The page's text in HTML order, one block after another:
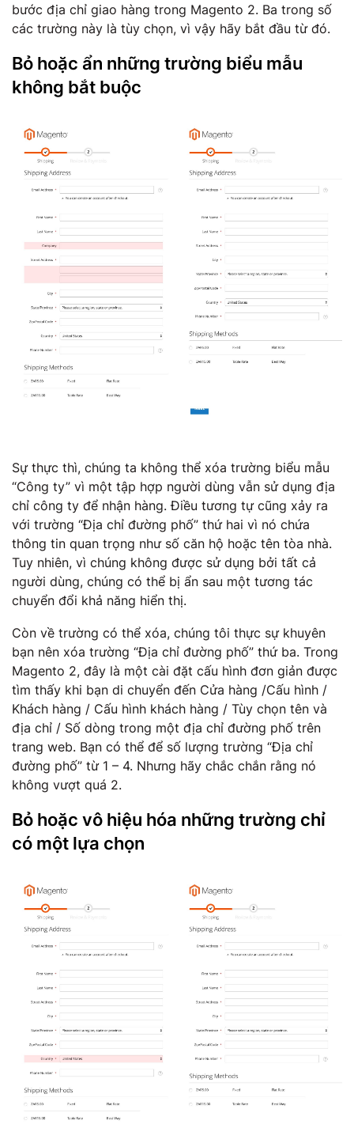
bước địa chỉ giao hàng trong Magento 2. Ba trong số
các trường này là tùy chọn, vì vậy hãy bắt đầu từ đó.
Bỏ hoặc ẩn những trường biểu mẫu
không bắt buộc
Sự thực thì, chúng ta không thể xóa trường biểu mẫu
“Công ty” vì một tập hợp người dùng vẫn sử dụng địa
chỉ công ty để nhận hàng. Điều tương tự cũng xảy ra
với trường “Địa chỉ đường phố” thứ hai vì nó chứa
thông tin quan trọng như số căn hộ hoặc tên tòa nhà.
Tuy nhiên, vì chúng không được sử dụng bởi tất cả
người dùng, chúng có thể bị ẩn sau một tương tác
chuyển đổi khả năng hiển thị.
Còn về trường có thể xóa, chúng tôi thực sự khuyên
bạn nên xóa trường “Địa chỉ đường phố” thứ ba. Trong
Magento 2, đây là một cài đặt cấu hình đơn giản được
tìm thấy khi bạn di chuyển đến Cửa hàng /Cấu hình /
Khách hàng / Cấu hình khách hàng / Tùy chọn tên và
địa chỉ / Số dòng trong một địa chỉ đường phố trên
trang web. Bạn có thể để số lượng trường “Địa chỉ
đường phố” từ 1 – 4. Nhưng hãy chắc chắn rằng nó
không vượt quá 2.
Bỏ hoặc vô hiệu hóa những trường chỉ
có một lựa chọn